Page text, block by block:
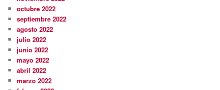
octubre 2022
septiembre 2022
agosto 2022
julio 2022
junio 2022
mayo 2022
abril 2022
marzo 2022